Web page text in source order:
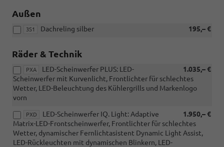
Außen
3S1 195,– €
Dachreling silber
Räder & Technik
PXA 1.035,– €
LED-Scheinwerfer PLUS: LED-
Scheinwerfer mit Kurvenlicht, Frontlichter für schlechtes
Wetter, LED-Beleuchtung des Kühlergrills und Markenlogo
vorn
PXD 1.950,– €
LED-Scheinwerfer IQ. Light: Adaptive
Matrix-LED-Frontscheinwerfer, Frontlichter für schlechtes
Wetter, dynamischer Fernlichtasistent Dynamic Light Assist,
LED-Rückleuchten mit dynamischen Blinkern, LED-